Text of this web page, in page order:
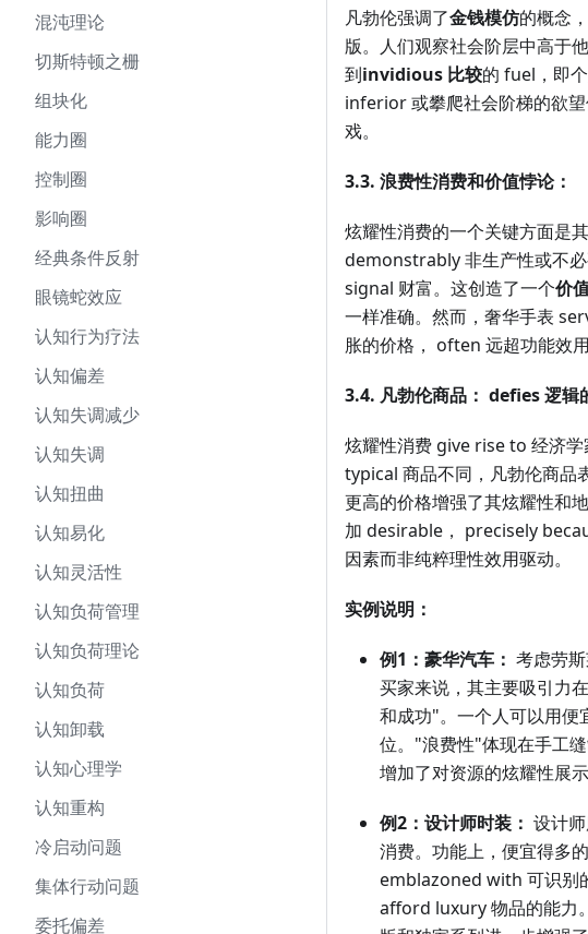
混沌理论
切斯特顿之栅
组块化
能力圈
控制圈
影响圈
经典条件反射
眼镜蛇效应
认知行为疗法
认知偏差
认知失调减少
认知失调
认知扭曲
认知易化
认知灵活性
认知负荷管理
认知负荷理论
认知负荷
认知卸载
认知心理学
认知重构
冷启动问题
集体行动问题
委托偏差
凡勃伦强调了金钱模仿的概念
版。人们观察社会阶层中高于
到invidious 比较的 fuel，即
inferior 或攀爬社会阶梯的欲
戏。
3.3. 浪费性消费和价值悖论：
炫耀性消费的一个关键方面是
demonstrably 非生产性或不
signal 财富。这创造了一个价
一样准确。然而，奢华手表
胀的价格， often 远超功能效
3.4. 凡勃伦商品： defies 逻辑
炫耀性消费 give rise to 经济学
typical 商品不同，凡勃伦商品
更高的价格增强了其炫耀性和
加 desirable， precisely
因素而非纯粹理性效用驱动。
实例说明：
例1：豪华汽车： 考虑劳
买家来说，其主要吸引力
和成功"。一个人可以用便
位。"浪费性"体现在手工
增加了对资源的炫耀性展
例2：设计师时装： 设计
消费。功能上，便宜得多
emblazoned with 可识别
afford luxury 物品的能力